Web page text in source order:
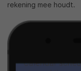
rekening mee houdt.